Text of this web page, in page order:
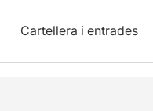
Cartellera i entrades